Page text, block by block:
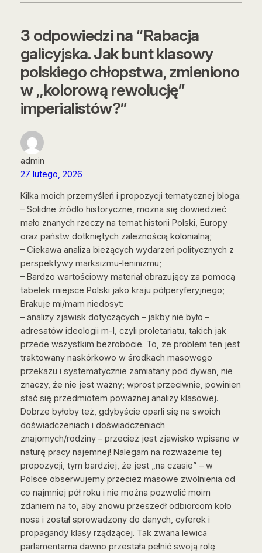
3 odpowiedzi na “Rabacja
galicyjska. Jak bunt klasowy
polskiego chłopstwa, zmieniono
w ,,kolorową rewolucję”
imperialistów?”
admin
27 lutego, 2026
Kilka moich przemyśleń i propozycji tematycznej bloga:
– Solidne źródło historyczne, można się dowiedzieć
mało znanych rzeczy na temat historii Polski, Europy
oraz państw dotkniętych zależnością kolonialną;
– Ciekawa analiza bieżących wydarzeń politycznych z
perspektywy marksizmu-leninizmu;
– Bardzo wartościowy materiał obrazujący za pomocą
tabelek miejsce Polski jako kraju półperyferyjnego;
Brakuje mi/mam niedosyt:
– analizy zjawisk dotyczących – jakby nie było –
adresatów ideologii m-l, czyli proletariatu, takich jak
przede wszystkim bezrobocie. To, że problem ten jest
traktowany naskórkowo w środkach masowego
przekazu i systematycznie zamiatany pod dywan, nie
znaczy, że nie jest ważny; wprost przeciwnie, powinien
stać się przedmiotem poważnej analizy klasowej.
Dobrze byłoby też, gdybyście oparli się na swoich
doświadczeniach i doświadczeniach
znajomych/rodziny – przecież jest zjawisko wpisane w
naturę pracy najemnej! Nalegam na rozważenie tej
propozycji, tym bardziej, że jest „na czasie” – w
Polsce obserwujemy przecież masowe zwolnienia od
co najmniej pół roku i nie można pozwolić moim
zdaniem na to, aby znowu przeszedł odbiorcom koło
nosa i został sprowadzony do danych, cyferek i
propagandy klasy rządzącej. Tak zwana lewica
parlamentarna dawno przestała pełnić swoją rolę